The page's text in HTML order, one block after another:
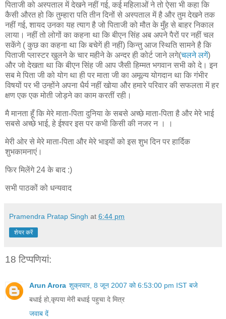
पिताजी को अस्पताल में देखने नहीं गई, कई महिलाओं ने तो ऐसा भी कहा कि
कैसी औरत हो कि तुम्हारा पति तीन दिनों से अस्पताल में है और तुम देखने तक
नहीं गई, शायद उनका यह त्‍याग है जो पिताजी को मौत के मुँह से बाहर निकाल
लाया। नहीं तो लोगों का कहना था कि बीएन सिंह अब अपने पैरों पर नहीं चल
सकेंगे ( कुछ का कहना था कि बचेगें ही नहीं) किन्तु आज स्थिति सामने है कि
पिताजी प्लास्टर खुलने के चार महीने के अन्दर ही कोर्ट जाने लगे(चलने लगें)
और जो देखता था कि बीएन सिंह जी आप जैसी हिम्मत भगवान सभी को दे। इन
सब मे पिता जी को योग था ही पर माता जी का अमूल्य योगदान था कि गंभीर
विषयों पर भी उन्होंने अपना धैर्य नहीं खोया और हमारे परिवार की सफलता में हर
क्षण एक एक मोती जोड़ने का काम करतीं रही।
मै मानता हूँ कि मेरे माता-पिता दुनिया के सबसे अच्छे माता-पिता है और मेरे भाई
सबसे अच्छे भाई, हे ईश्वर इस पर कभी किसी की नजर न । ।
मेरी ओर से मेरे माता-पिता और मेरे भाइयों को इस शुभ दिन पर हार्दिक
शुभकामनाएं।
फिर मिलेंगे 24 के बाद :)
सभी पाठकों को धन्यवाद
Pramendra Pratap Singh at 6:44 pm
शेयर करें
18 टिप्‍पणियां:
Arun Arora शुक्रवार, 8 जून 2007 को 6:53:00 pm IST बजे
बधाई हो,कृपया मेरी बधाई पहुचा दे मित्र
जवाब दें